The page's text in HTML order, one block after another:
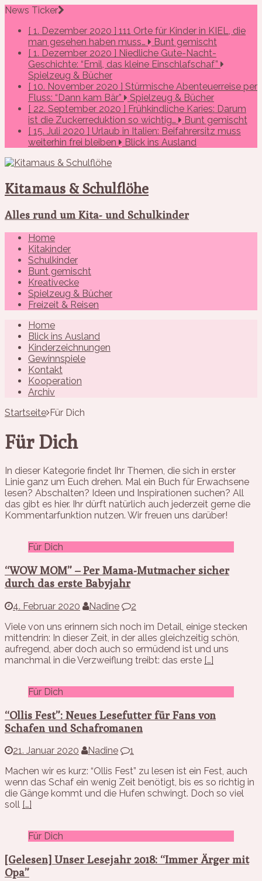
News Ticker
[ 1. Dezember 2020 ] 111 Orte für Kinder in KIEL, die
man gesehen haben muss…
Bunt gemischt
[ 1. Dezember 2020 ] Niedliche Gute-Nacht-
Geschichte: “Emil, das kleine Einschlafschaf”
Spielzeug & Bücher
[ 10. November 2020 ] Stürmische Abenteuerreise per
Fluss: “Dann kam Bär”
Spielzeug & Bücher
[ 22. September 2020 ] Frühkindliche Karies: Darum
ist die Zuckerreduktion so wichtig…
Bunt gemischt
[ 15. Juli 2020 ] Urlaub in Italien: Beifahrersitz muss
weiterhin frei bleiben
Blick ins Ausland
Kitamaus & Schulflöhe
Alles rund um Kita- und Schulkinder
Home
Kitakinder
Schulkinder
Bunt gemischt
Kreativecke
Spielzeug & Bücher
Freizeit & Reisen
Home
Blick ins Ausland
Kinderzeichnungen
Gewinnspiele
Kontakt
Kooperation
Archiv
Startseite Für Dich
Für Dich
In dieser Kategorie findet Ihr Themen, die sich in erster
Linie ganz um Euch drehen. Mal ein Buch für Erwachsene
lesen? Abschalten? Ideen und Inspirationen suchen? All
das gibt es hier. Ihr dürft natürlich auch jederzeit gerne die
Kommentarfunktion nutzen. Wir freuen uns darüber!
Für Dich
“WOW MOM” – Per Mama-Mutmacher sicher
durch das erste Babyjahr
4. Februar 2020 Nadine
2
Viele von uns erinnern sich noch im Detail, einige stecken
mittendrin: In dieser Zeit, in der alles gleichzeitig schön,
aufregend, aber doch auch so ermüdend ist und uns
manchmal in die Verzweiflung treibt: das erste […]
Für Dich
“Ollis Fest”: Neues Lesefutter für Fans von
Schafen und Schafromanen
21. Januar 2020 Nadine
1
Machen wir es kurz: “Ollis Fest” zu lesen ist ein Fest, auch
wenn das Schaf ein wenig Zeit benötigt, bis es so richtig in
die Gänge kommt und die Hufen schwingt. Doch so viel
soll […]
Für Dich
[Gelesen] Unser Lesejahr 2018: “Immer Ärger mit
Opa”